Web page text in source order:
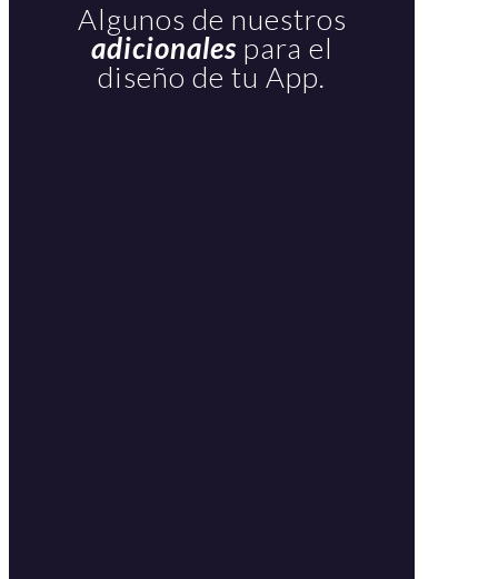
Algunos de nuestros
adicionales para el
diseño de tu App.